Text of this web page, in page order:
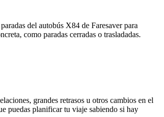
del autobús X84 de Faresaver para
como paradas cerradas o trasladadas.
grandes retrasos u otros cambios en el
puedas planificar tu viaje sabiendo si hay